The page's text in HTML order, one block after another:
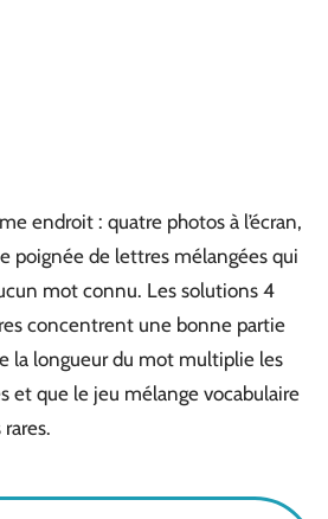
endroit : quatre photos à l’écran,
poignée de lettres mélangées qui
mot connu. Les solutions 4
concentrent une bonne partie
la longueur du mot multiplie les
et que le jeu mélange vocabulaire